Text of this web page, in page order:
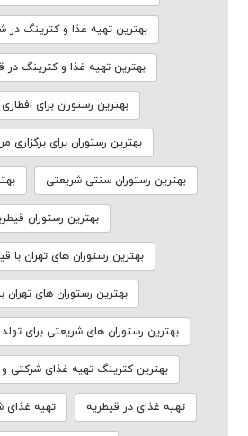
بهترین تهیه غذا و کترینگ در
بهترین تهیه غذا و کترینگ در
بهترین رستوران برای
بهترین رستوران برای برگزاری
بهترین رستوران سنتی شریعتی
بهترین رستوران
بهترین رستوران های تهران با
بهترین رستوران های تهران
بهترین رستوران های شریعتی برای تولد
بهترین کترینگ تهیه غذای شرکتی و
تهیه غذای در قیطریه تهیه غذای